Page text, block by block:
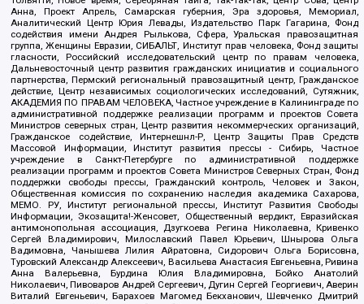
Анна, Проект Апрель, Самарская губерния, Эра здоровья, Мемориал,
Аналитический Центр Юрия Левады, Издательство Парк Гагарина, Фонд
содействия имени Андрея Рылькова, Сфера, Уральская правозащитная
группа, Женщины Евразии, СИБАЛЬТ, Институт прав человека, Фонд защиты
гласности, Российский исследовательский центр по правам человека,
Дальневосточный центр развития гражданских инициатив и социального
партнерства, Пермский региональный правозащитный центр, Гражданское
действие, Центр независимых социологических исследований, Сутяжник,
АКАДЕМИЯ ПО ПРАВАМ ЧЕЛОВЕКА, Частное учреждение в Калининграде по
административной поддержке реализации программ и проектов Совета
Министров северных стран, Центр развития некоммерческих организаций,
Гражданское содействие, Интернешнл-Р, Центр Защиты Прав Средств
Массовой Информации, Институт развития прессы - Сибирь, Частное
учреждение в Санкт-Петербурге по административной поддержке
реализации программ и проектов Совета Министров Северных Стран, Фонд
поддержки свободы прессы, Гражданский контроль, Человек и Закон,
Общественная комиссия по сохранению наследия академика Сахарова,
МЕМО. РУ, Институт региональной прессы, Институт Развития Свободы
Информации, Экозащита!-Женсовет, Общественный вердикт, Евразийская
антимонопольная ассоциация, Дзугкоева Регина Николаевна, Кривенко
Сергей Владимирович, Милославский Павел Юрьевич, Шнырова Ольга
Вадимовна, Чанышева Лилия Айратовна, Сидорович Ольга Борисовна,
Туровский Александр Алексеевич, Васильева Анастасия Евгеньевна, Ривина
Анна Валерьевна, Бурдина Юлия Владимировна, Бойко Анатолий
Николаевич, Пивоваров Андрей Сергеевич, Дугин Сергей Георгиевич, Аверин
Виталий Евгеньевич, Барахоев Магомед Бекханович, Шевченко Дмитрий